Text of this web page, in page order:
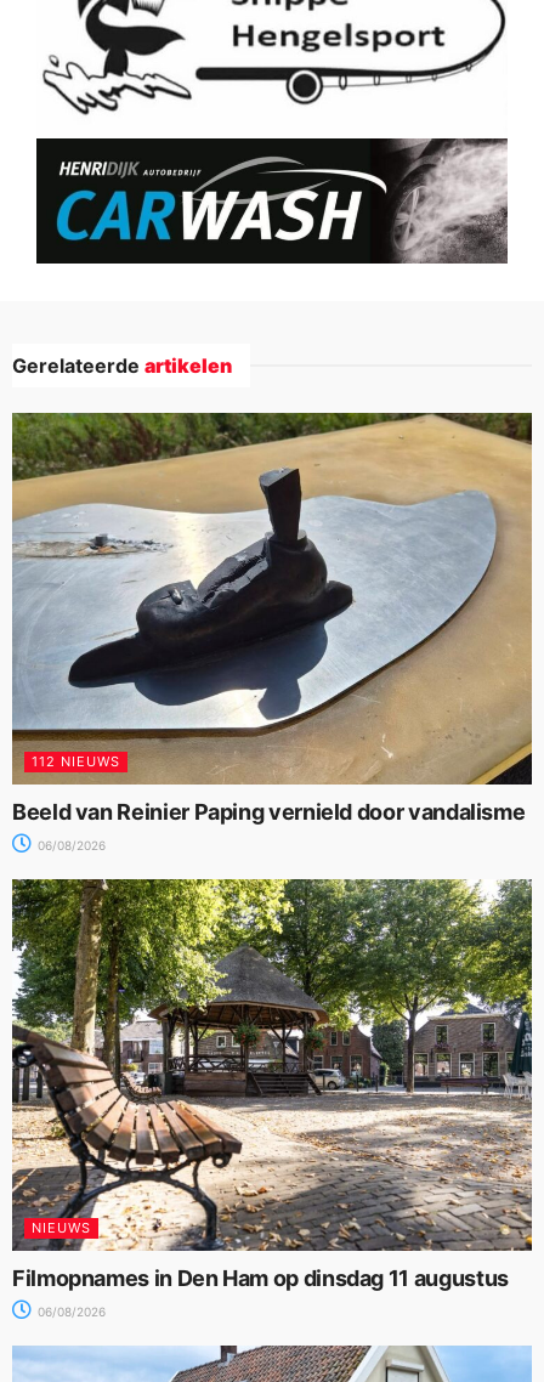
Gerelateerde artikelen
112 NIEUWS
Beeld van Reinier Paping vernield door vandalisme
06/08/2026
NIEUWS
Filmopnames in Den Ham op dinsdag 11 augustus
06/08/2026